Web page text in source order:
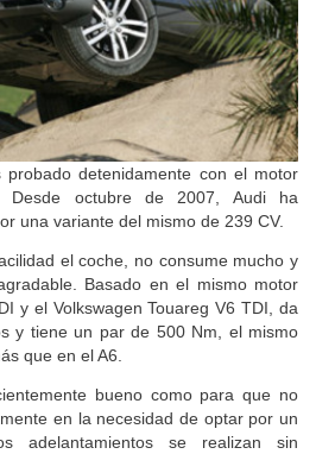
detenidamente con el motor
Desde octubre de 2007, Audi ha
una variante del mismo de 239 CV.
el coche, no consume mucho y
Basado en el mismo motor
y el Volkswagen Touareg V6 TDI, da
y tiene un par de 500 Nm, el mismo
que en el A6.
bueno como para que no
en la necesidad de optar por un
adelantamientos se realizan sin